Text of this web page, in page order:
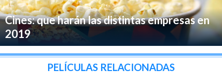
Cines: que harán las distintas empresas en
2019
PELÍCULAS RELACIONADAS